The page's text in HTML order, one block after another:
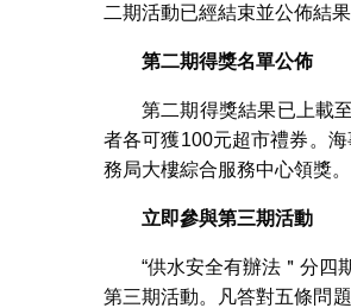
二期活動已經結束並公佈結
第二期得獎名單公佈
第二期得獎結果已上載
者各可獲100元超市禮券。
務局大樓綜合服務中心領獎。
立即參與第三期活動
“供水安全有辦法＂分四
第三期活動。凡答對五條問